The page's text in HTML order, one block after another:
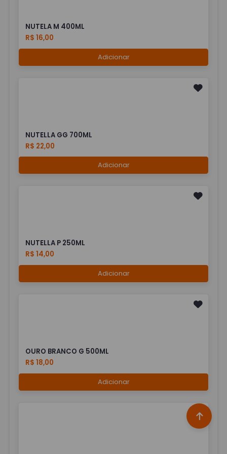
NUTELA M 400ML
R$ 16,00
Adicionar
NUTELLA GG 700ML
R$ 22,00
Adicionar
NUTELLA P 250ML
R$ 14,00
Adicionar
OURO BRANCO G 500ML
R$ 18,00
Adicionar